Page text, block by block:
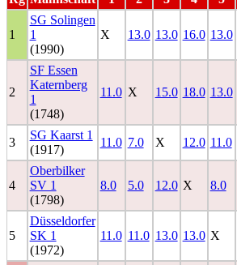
1
SG Solingen
1
(1990)
X 13.0 13.0 16.0 13.0
2
SF Essen
Katernberg
1
(1748)
11.0 X 15.0 18.0 13.0
3
SG Kaarst 1
(1917)
11.0 7.0 X 12.0 11.0
4
Oberbilker
SV 1
(1798)
8.0 5.0 12.0 X 8.0
5
Düsseldorfer
SK 1
(1972)
11.0 11.0 13.0 13.0 X